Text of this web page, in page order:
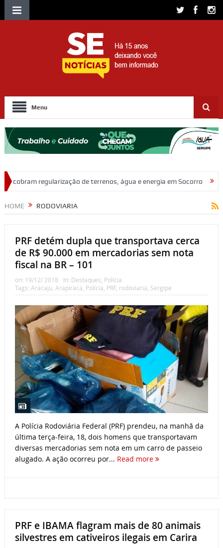
Menu
terrenos, água e energia em Socorro Ação policial prende trio
HOME RODOVIARIA
PRF detém dupla que transportava cerca
de R$ 90.000 em mercadorias sem nota
fiscal na BR – 101
on: 19/12/ 2018 In: Destaques, Polícia
Tags: Aracaju, Arapiraca, Polícia, PRF, rodoviaria, Sergipe
A Polícia Rodoviária Federal (PRF) prendeu, na manhã da
última terça-feira, 18, dois homens que transportavam
diversas mercadorias sem nota em um carro de passeio
alugado. A ação ocorreu por... Read more
PRF e IBAMA flagram mais de 80 animais
silvestres em cativeiros ilegais em Carira